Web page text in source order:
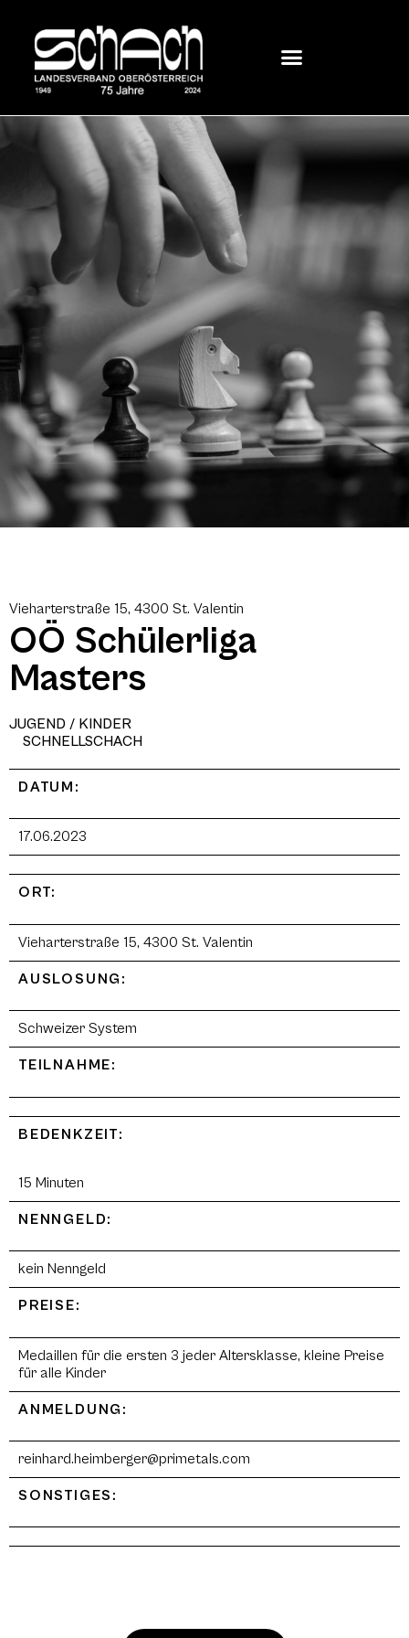
Vieharterstraße 15, 4300 St. Valentin
OÖ Schülerliga
Masters
JUGEND / KINDER
SCHNELLSCHACH
DATUM:
17.06.2023
ORT:
Vieharterstraße 15, 4300 St. Valentin
AUSLOSUNG:
Schweizer System
TEILNAHME:
BEDENKZEIT:
15 Minuten
NENNGELD:
kein Nenngeld
PREISE:
Medaillen für die ersten 3 jeder Altersklasse, kleine Preise
für alle Kinder
ANMELDUNG:
reinhard.heimberger@primetals.com
SONSTIGES: